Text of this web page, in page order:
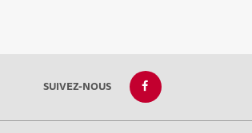
SUIVEZ-NOUS